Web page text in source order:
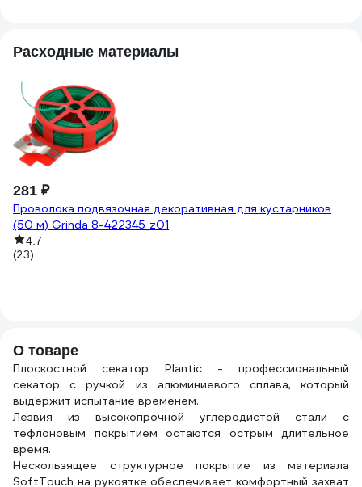
Расходные материалы
281 ₽
Проволока подвязочная декоративная для кустарников
(50 м) Grinda 8-422345_z01
4.7
(23)
О товаре
Плоскостной секатор Plantic - профессиональный
секатор с ручкой из алюминиевого сплава, который
выдержит испытание временем.
Лезвия из высокопрочной углеродистой стали с
тефлоновым покрытием остаются острым длительное
время.
Нескользящее структурное покрытие из материала
SoftTouch на рукоятке обеспечивает комфортный захват